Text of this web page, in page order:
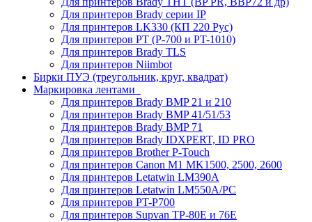
Для принтеров Brady серии IP
Для принтеров LK330 (КП 220 Рус)
Для принтеров PT (P-700 и PT-1010)
Для принтеров Brady TLS
Для принтеров Niimbot
Бирки ПУЭ (треугольник, круг, квадрат)
Маркировка лентами
Для принтеров Brady BMP 21 и 210
Для принтеров Brady BMP 41/51/53
Для принтеров Brady BMP 71
Для принтеров Brady IDXPERT, ID PRO
Для принтеров Brother P-Touch
Для принтеров Canon M1 MK1500, 2500, 2600
Для принтеров Letatwin LM390A
Для принтеров Letatwin LM550A/PC
Для принтеров PT-P700
Для принтеров Supvan TP-80E и 76E